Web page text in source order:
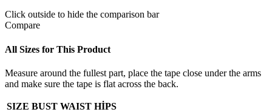
Click outside to hide the comparison bar
Compare
All Sizes for This Product
Measure around the fullest part, place the tape close under the arms
and make sure the tape is flat across the back.
SIZE BUST WAIST HİPS